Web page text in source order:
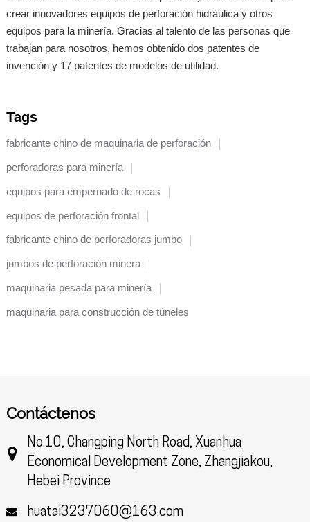
crear innovadores equipos de perforación hidráulica y otros
equipos para la minería. Gracias al talento de las personas que
trabajan para nosotros, hemos obtenido dos patentes de
invención y 17 patentes de modelos de utilidad.
Tags
fabricante chino de maquinaria de perforación
perforadoras para minería
equipos para empernado de rocas
equipos de perforación frontal
fabricante chino de perforadoras jumbo
jumbos de perforación minera
maquinaria pesada para minería
maquinaria para construcción de túneles
Contáctenos
No.10, Changping North Road, Xuanhua
Economical Development Zone, Zhangjiakou,
Hebei Province
huatai3237060@163.com